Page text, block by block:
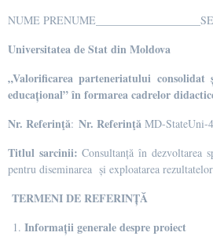
NUME
Universitatea de Stat din Moldova
„Valorificarea parteneriatului consolidat
educațional” în formarea cadrelor
Nr. Referinţă: Nr. Referinţă MD-StateUni-
Titlul sarcinii:Consultanță în dezvoltarea
pentru diseminarea și exploatarea rezultatelor
TERMENI DE REFERINȚĂ
Informații generale despre proiect